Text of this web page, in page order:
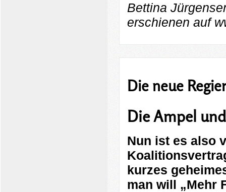
Bettina
erschienen auf
Die neue
Die Ampel
Nun ist es also
kurzes
man will „Mehr